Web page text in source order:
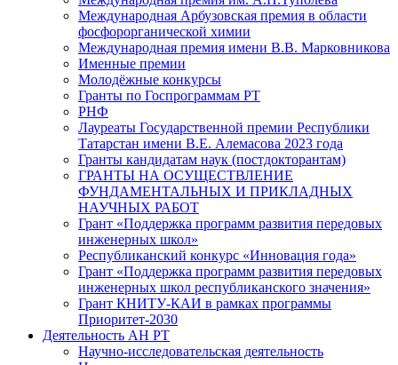
Международная Арбузовская премия в области
фосфорорганической химии
Международная премия имени В.В. Марковникова
Именные премии
Молодёжные конкурсы
Гранты по Госпрограммам РТ
РНФ
Лауреаты Государственной премии Республики
Татарстан имени В.Е. Алемасова 2023 года
Гранты кандидатам наук (постдокторантам)
ГРАНТЫ НА ОСУЩЕСТВЛЕНИЕ
ФУНДАМЕНТАЛЬНЫХ И ПРИКЛАДНЫХ
НАУЧНЫХ РАБОТ
Грант «Поддержка программ развития передовых
инженерных школ»
Республиканский конкурс «Инновация года»
Грант «Поддержка программ развития передовых
инженерных школ республиканского значения»
Грант КНИТУ-КАИ в рамках программы
Приоритет-2030
Деятельность АН РТ
Научно-исследовательская деятельность